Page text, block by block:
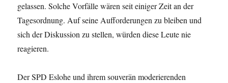
gelassen. Solche Vorfälle wären seit einiger Zeit an der
Tagesordnung. Auf seine Aufforderungen zu bleiben und
sich der Diskussion zu stellen, würden diese Leute nie
reagieren.
Der SPD Eslohe und ihrem souverän moderierenden